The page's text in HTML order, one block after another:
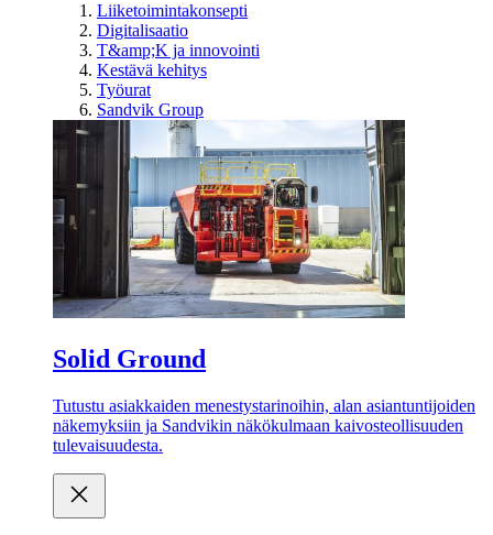
Liiketoimintakonsepti
Digitalisaatio
T&amp;K ja innovointi
Kestävä kehitys
Työurat
Sandvik Group
Solid Ground
Tutustu asiakkaiden menestystarinoihin, alan asiantuntijoiden
näkemyksiin ja Sandvikin näkökulmaan kaivosteollisuuden
tulevaisuudesta.